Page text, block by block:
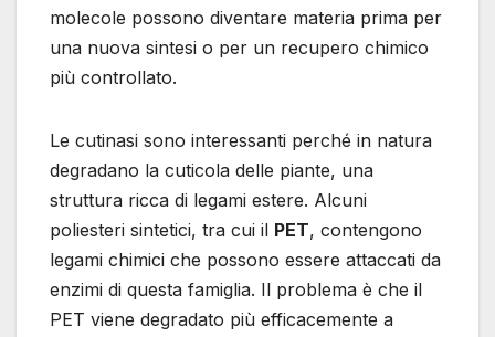
molecole possono diventare materia prima per
una nuova sintesi o per un recupero chimico
più controllato.
Le cutinasi sono interessanti perché in natura
degradano la cuticola delle piante, una
struttura ricca di legami estere. Alcuni
poliesteri sintetici, tra cui il PET, contengono
legami chimici che possono essere attaccati da
enzimi di questa famiglia. Il problema è che il
PET viene degradato più efficacemente a